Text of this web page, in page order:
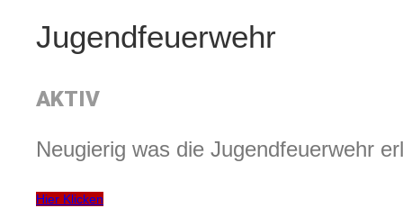
Jugendfeuerwehr
AKTIV
Neugierig was die Jugendfeuerwehr
Hier Klicken